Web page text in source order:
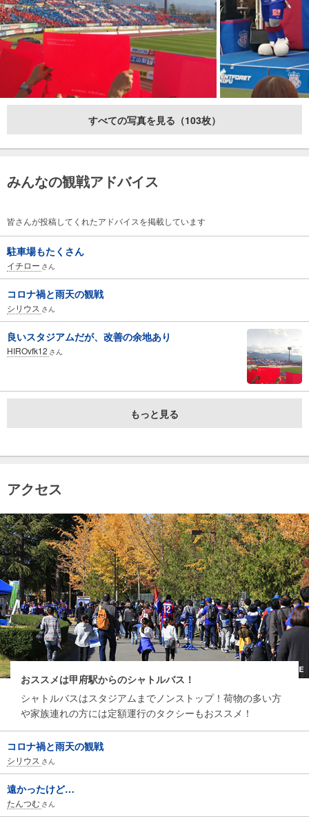
すべての写真を見る（103枚）
みんなの観戦アドバイス
皆さんが投稿してくれたアドバイスを掲載しています
駐車場もたくさん
イチロー さん
コロナ禍と雨天の観戦
シリウス さん
良いスタジアムだが、改善の余地あり
HIROvfk12 さん
もっと見る
アクセス
おススメは甲府駅からのシャトルバス！
シャトルバスはスタジアムまでノンストップ！荷物の多い方
や家族連れの方には定額運行のタクシーもおススメ！
コロナ禍と雨天の観戦
シリウス さん
遠かったけど…
たんつむ さん